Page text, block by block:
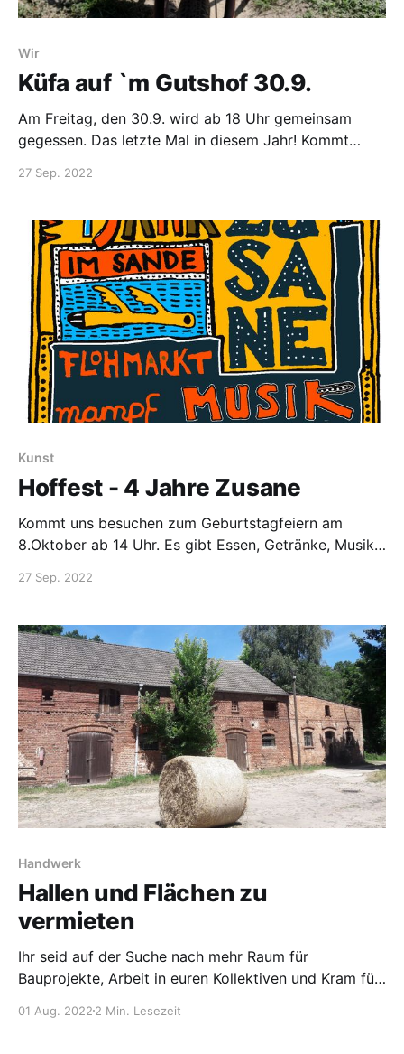
Wir
Küfa auf `m Gutshof 30.9.
Am Freitag, den 30.9. wird ab 18 Uhr gemeinsam
gegessen. Das letzte Mal in diesem Jahr! Kommt
27 Sep. 2022
Kunst
Hoffest - 4 Jahre Zusane
Kommt uns besuchen zum Geburtstagfeiern am
8.Oktober ab 14 Uhr. Es gibt Essen, Getränke, Musik,
27 Sep. 2022
Handwerk
Hallen und Flächen zu
vermieten
Ihr seid auf der Suche nach mehr Raum für
Bauprojekte, Arbeit in euren Kollektiven und Kram für
im Sande, ganz ums Eck bei Fürstenwalde, haben wir
01 Aug. 2022 2 Min. Lesezeit